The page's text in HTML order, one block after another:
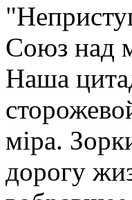
Союз над
Наша
мiра.
дорогу